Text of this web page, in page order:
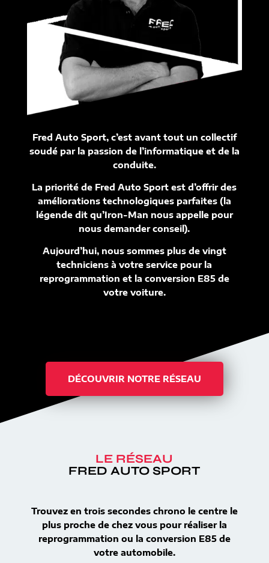
Fred Auto Sport, c’est avant tout un collectif
soudé par la passion de l’informatique et de la
conduite.
La priorité de Fred Auto Sport est d’offrir des
améliorations technologiques parfaites (la
légende dit qu’Iron-Man nous appelle pour
nous demander conseil).
Aujourd’hui, nous sommes plus de vingt
techniciens à votre service pour la
reprogrammation et la conversion E85 de
votre voiture.
DÉCOUVRIR NOTRE RÉSEAU
LE RÉSEAU
FRED AUTO SPORT
Trouvez en trois secondes chrono le centre le
plus proche de chez vous pour réaliser la
reprogrammation ou la conversion E85 de
votre automobile.